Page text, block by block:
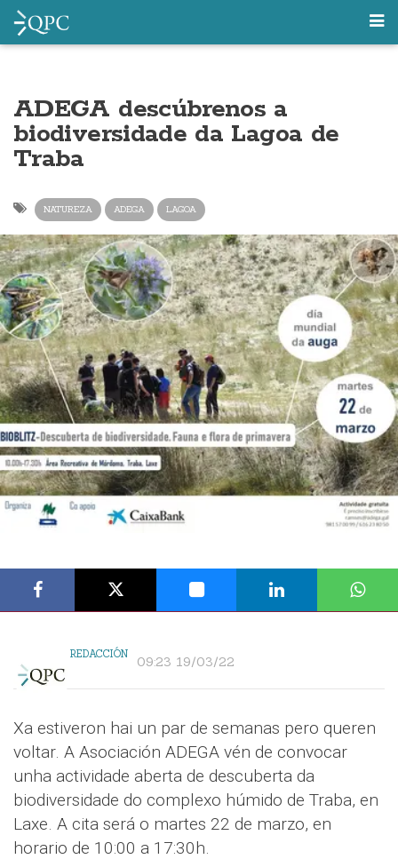
ADEGA descúbrenos a
biodiversidade da Lagoa de
Traba
NATUREZA ADEGA LAGOA
REDACCIÓN 09:23 19/03/22
Xa estiveron hai un par de semanas pero queren
voltar. A Asociación ADEGA vén de convocar
unha actividade aberta de descuberta da
biodiversidade do complexo húmido de Traba, en
Laxe. A cita será o martes 22 de marzo, en
horario de 10:00 a 17:30h.